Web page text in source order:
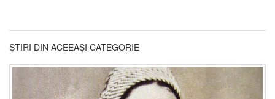
ȘTIRI DIN ACEEAȘI CATEGORIE